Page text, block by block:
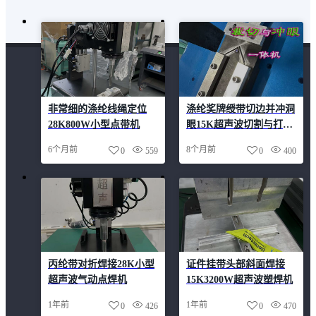
非常细的涤纶线绳定位
28K800W小型点带机
6个月前 559
0
涤纶奖牌绶带切边并冲洞
眼15K超声波切割与打孔
8个月前 400
0
丙纶带对折焊接28K小型
超声波气动点焊机
1年前 426
0
证件挂带头部斜面焊接
15K3200W超声波塑焊机
1年前 470
0